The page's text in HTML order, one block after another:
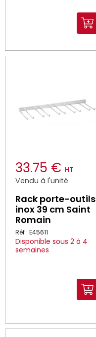
33.75 € HT
Vendu à l'unité
Rack porte-outils
inox 39 cm Saint
Romain
Réf : E45611
Disponible sous 2 à 4
semaines